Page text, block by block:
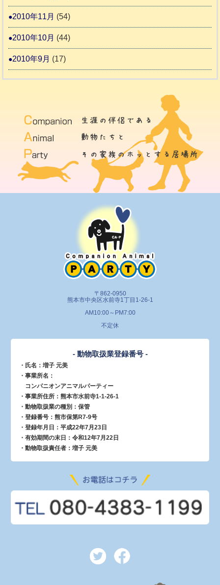
2010年11月 (54)
2010年10月 (44)
2010年9月 (17)
〒862-0950
熊本市中央区水前寺1丁目1-26-1
AM10:00～PM7:00
不定休
- 動物取扱業登録番号 -
・氏名：増子 元美
・事業所名：
コンパニオンアニマルパーティー
・事業所住所：熊本市水前寺1-1-26-1
・動物取扱業の種別：保管
・登録番号：熊市保第R7-9号
・登録年月日：平成22年7月23日
・有効期間の末日：令和12年7月22日
・動物取扱責任者：増子 元美